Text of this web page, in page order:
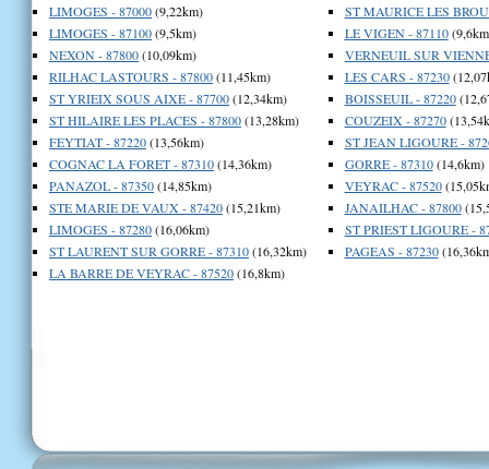
LIMOGES - 87000(9,22km)
LIMOGES - 87100(9,5km)
NEXON - 87800(10,09km)
RILHAC LASTOURS - 87800(11,45km)
ST YRIEIX SOUS AIXE - 87700(12,34km)
ST HILAIRE LES PLACES - 87800(13,28km)
FEYTIAT - 87220(13,56km)
COGNAC LA FORET - 87310(14,36km)
PANAZOL - 87350(14,85km)
STE MARIE DE VAUX - 87420(15,21km)
LIMOGES - 87280(16,06km)
ST LAURENT SUR GORRE - 87310(16,32km)
LA BARRE DE VEYRAC - 87520(16,8km)
ST MAURICE LES
LE VIGEN - 87110
VERNEUIL SUR
LES CARS - 87230
BOISSEUIL - 87220
COUZEIX - 87270
ST JEAN LIGOURE -
GORRE - 87310(14,6km)
VEYRAC - 87520
JANAILHAC - 87800
ST PRIEST LIGOURE -
PAGEAS - 87230